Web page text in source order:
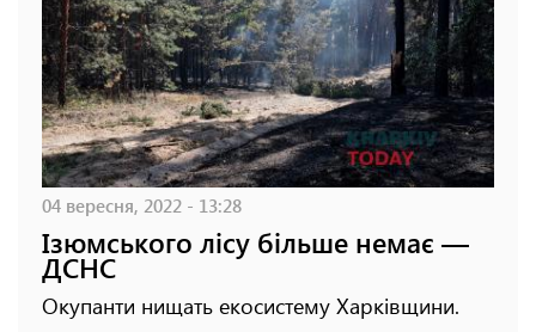
04 вересня, 2022 - 13:28
Ізюмського лісу більше немає —
ДСНС
Окупанти нищать екосистему Харківщини.